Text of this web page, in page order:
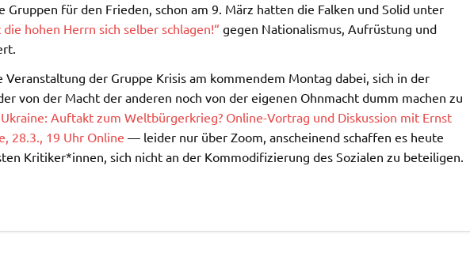
Gruppen für den Frieden, schon am 9. März hatten die Falken und Solid unter
die hohen Herrn sich selber schlagen!“ gegen Nationalismus, Aufrüstung und
der Gruppe Krisis am kommendem Montag dabei, sich in der
von der Macht der anderen noch von der eigenen Ohnmacht dumm machen zu
Auftakt zum Weltbürgerkrieg? Online-Vortrag und Diskussion mit Ernst
28.3., 19 Uhr Online — leider nur über Zoom, anscheinend schaffen es heute
Kritiker*innen, sich nicht an der Kommodifizierung des Sozialen zu beteiligen.